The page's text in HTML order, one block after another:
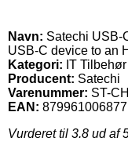
Navn: Satechi USB-
USB-C device to an
Kategori: IT
Producent: Satechi
Varenummer: ST-
EAN: 879961006877
Vurderet til 3.8 ud af